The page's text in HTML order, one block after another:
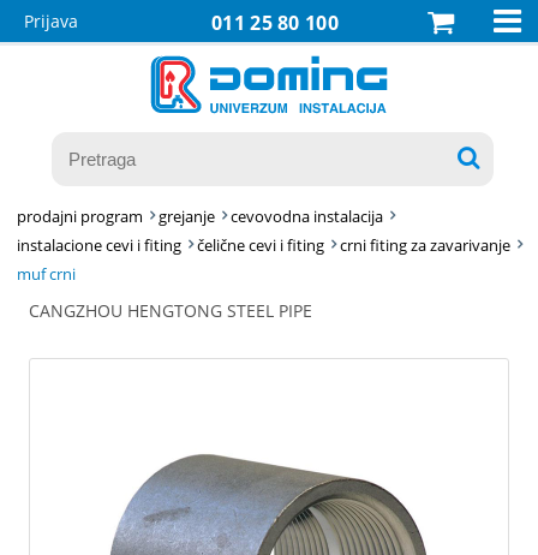
011 25 80 100
Prijava 

prodajni program grejanje
cevovodna instalacija
instalacione cevi i fiting
čelične cevi i fiting
crni fiting za zavarivanje
muf crni
CANGZHOU HENGTONG STEEL PIPE